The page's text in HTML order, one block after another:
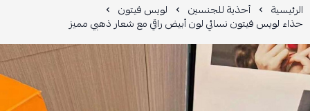
الرئيسية أحذية للجنسين لويس فيتون
حذاء لويس فيتون نسائي لون أبيض راقي مع شعار ذهبي مميز